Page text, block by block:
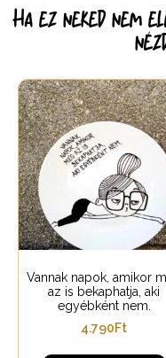
Ha ez neked nem
Vannak napok, amikor
az is bekaphatja, aki
egyébként nem.
4.790Ft